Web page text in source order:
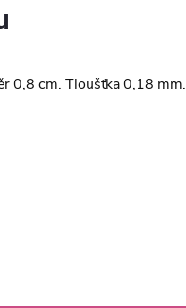
0,8 cm. Tloušťka 0,18 mm.